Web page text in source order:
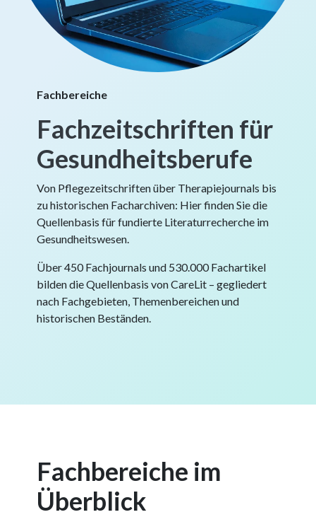
Fachbereiche
Fachzeitschriften für
Gesundheitsberufe
Von Pflegezeitschriften über Therapiejournals bis
zu historischen Facharchiven: Hier finden Sie die
Quellenbasis für fundierte Literaturrecherche im
Gesundheitswesen.
Über 450 Fachjournals und 530.000 Fachartikel
bilden die Quellenbasis von CareLit – gegliedert
nach Fachgebieten, Themenbereichen und
historischen Beständen.
Fachbereiche im
Überblick